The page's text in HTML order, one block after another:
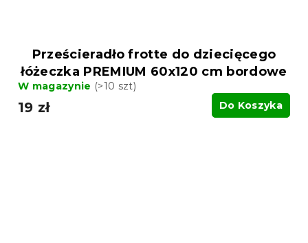
Prześcieradło frotte do dziecięcego
łóżeczka PREMIUM 60x120 cm bordowe
W magazynie (>10 szt)
19 zł Do Koszyka